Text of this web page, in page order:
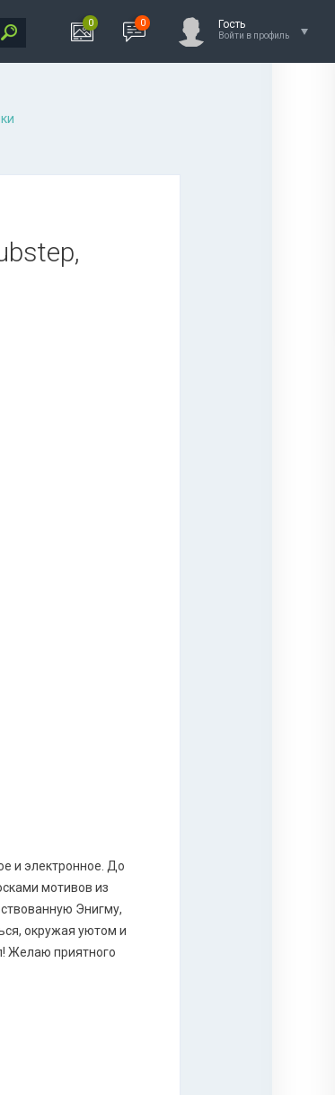
0 0 Гость
Войти в профиль
и электронное. До
мотивов из
Энигму,
окружая уютом и
Желаю приятного